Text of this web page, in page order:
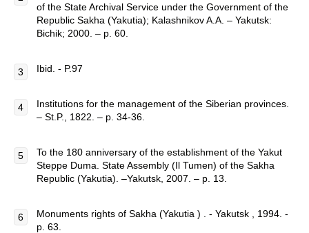
of the State Archival Service under the Government of the
Republic Sakha (Yakutia); Kalashnikov A.A. – Yakutsk:
Bichik; 2000. – p. 60.
Ibid. - P.97
Institutions for the management of the Siberian provinces.
– St.P., 1822. – p. 34-36.
To the 180 anniversary of the establishment of the Yakut
Steppe Duma. State Assembly (Il Tumen) of the Sakha
Republic (Yakutia). –Yakutsk, 2007. – p. 13.
Monuments rights of Sakha (Yakutia ) . - Yakutsk , 1994. -
p. 63.